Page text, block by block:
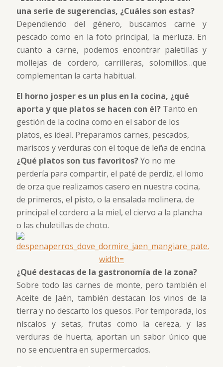
una serie de sugerencias, ¿Cuáles son estas?
Dependiendo del género, buscamos carne y
pescado como en la foto principal, la merluza. En
cuanto a carne, podemos encontrar paletillas y
mollejas de cordero, carrilleras, solomillos…que
complementan la carta habitual.
El horno josper es un plus en la cocina, ¿qué
aporta y que platos se hacen con él? Tanto en
gestión de la cocina como en el sabor de los
platos, es ideal. Preparamos carnes, pescados,
mariscos y verduras con el toque de leña de encina.
¿Qué platos son tus favoritos?Yo no me
perdería para compartir, el paté de perdiz, el lomo
de orza que realizamos casero en nuestra cocina,
de primeros, el pisto, o la ensalada molinera, de
principal el cordero a la miel, el ciervo a la plancha
o las chuletillas de choto.
¿Qué destacas de la gastronomía de la zona?
Sobre todo las carnes de monte, pero también el
Aceite de Jaén, también destacan los vinos de la
tierra y no descarto los quesos. Por temporada, los
níscalos y setas, frutas como la cereza, y las
verduras de huerta, aportan un sabor único que
no se encuentra en supermercados.